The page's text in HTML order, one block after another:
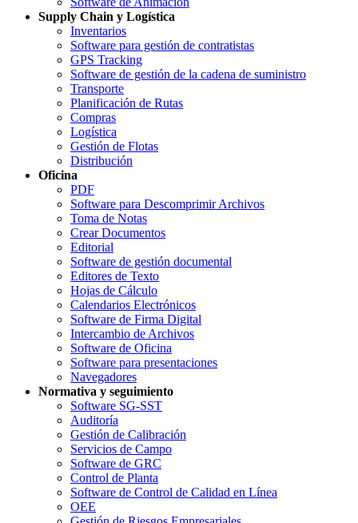
Supply Chain y Logística
Inventarios
Software para gestión de contratistas
GPS Tracking
Software de gestión de la cadena de suministro
Transporte
Planificación de Rutas
Compras
Logística
Gestión de Flotas
Distribución
Oficina
PDF
Software para Descomprimir Archivos
Toma de Notas
Crear Documentos
Editorial
Software de gestión documental
Editores de Texto
Hojas de Cálculo
Calendarios Electrónicos
Software de Firma Digital
Intercambio de Archivos
Software de Oficina
Software para presentaciones
Navegadores
Normativa y seguimiento
Software SG-SST
Auditoría
Gestión de Calibración
Servicios de Campo
Software de GRC
Control de Planta
Software de Control de Calidad en Línea
OEE